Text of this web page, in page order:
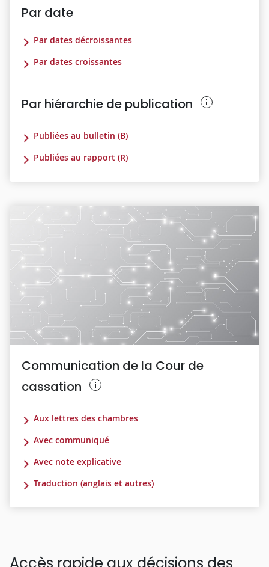
Par date
Par dates décroissantes
Par dates croissantes
Par hiérarchie de publication
Publiées au bulletin (B)
Publiées au rapport (R)
Communication de la Cour de
cassation
Aux lettres des chambres
Avec communiqué
Avec note explicative
Traduction (anglais et autres)
Accès rapide aux décisions des